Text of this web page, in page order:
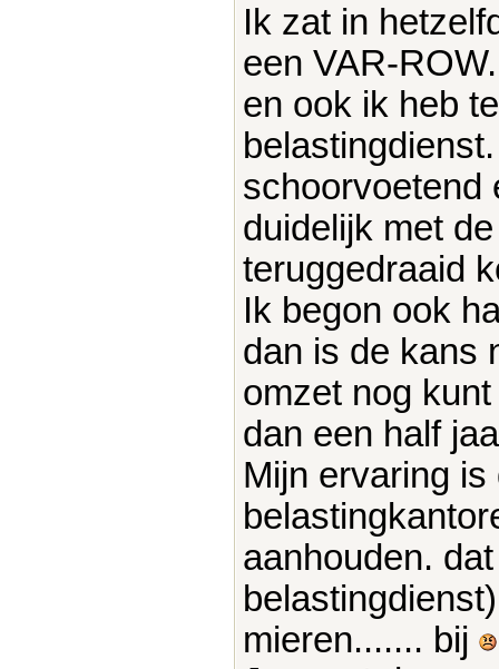
Ik zat in
een VAR-
en ook ik heb
schoorvoetend
duidelijk met
teruggedraaid
Ik begon ook
dan is de kans
omzet nog
dan een half
Mijn ervaring is
aanhouden.
mieren....... bij